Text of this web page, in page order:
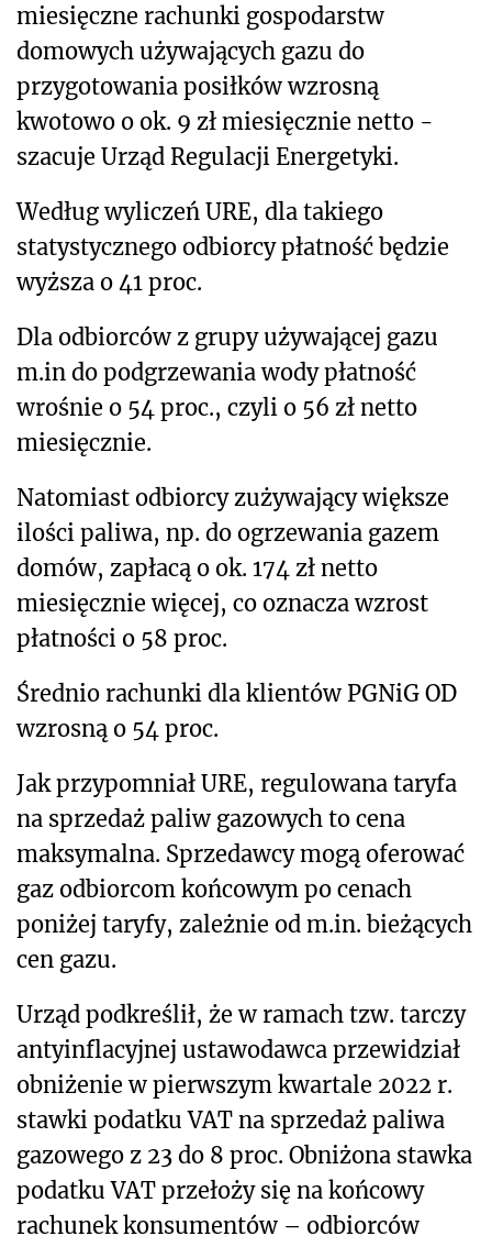
miesięczne rachunki gospodarstw
domowych używających gazu do
przygotowania posiłków wzrosną
kwotowo o ok. 9 zł miesięcznie netto -
szacuje Urząd Regulacji Energetyki.
Według wyliczeń URE, dla takiego
statystycznego odbiorcy płatność będzie
wyższa o 41 proc.
Dla odbiorców z grupy używającej gazu
m.in do podgrzewania wody płatność
wrośnie o 54 proc., czyli o 56 zł netto
miesięcznie.
Natomiast odbiorcy zużywający większe
ilości paliwa, np. do ogrzewania gazem
domów, zapłacą o ok. 174 zł netto
miesięcznie więcej, co oznacza wzrost
płatności o 58 proc.
Średnio rachunki dla klientów PGNiG OD
wzrosną o 54 proc.
Jak przypomniał URE, regulowana taryfa
na sprzedaż paliw gazowych to cena
maksymalna. Sprzedawcy mogą oferować
gaz odbiorcom końcowym po cenach
poniżej taryfy, zależnie od m.in. bieżących
cen gazu.
Urząd podkreślił, że w ramach tzw. tarczy
antyinflacyjnej ustawodawca przewidział
obniżenie w pierwszym kwartale 2022 r.
stawki podatku VAT na sprzedaż paliwa
gazowego z 23 do 8 proc. Obniżona stawka
podatku VAT przełoży się na końcowy
rachunek konsumentów – odbiorców